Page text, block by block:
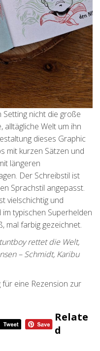
nicht die große
alltägliche Welt um ihn
dieses Graphic
mit kurzen Sätzen und
längeren
Der Schreibstil ist
Sprachstil angepasst.
vielschichtig und
typischen Superhelden
mal farbig gezeichnet.
rettet die Welt,
– Schmidt, Karibu
eine Rezension zur
Relate
D